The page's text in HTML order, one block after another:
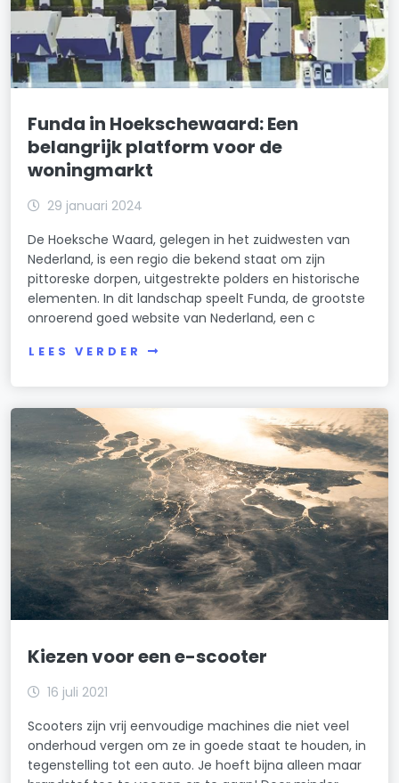
Funda in Hoekschewaard: Een
belangrijk platform voor de
woningmarkt
29 januari 2024
De Hoeksche Waard, gelegen in het zuidwesten van
Nederland, is een regio die bekend staat om zijn
pittoreske dorpen, uitgestrekte polders en historische
elementen. In dit landschap speelt Funda, de grootste
onroerend goed website van Nederland, een c
LEES VERDER
Kiezen voor een e-scooter
16 juli 2021
Scooters zijn vrij eenvoudige machines die niet veel
onderhoud vergen om ze in goede staat te houden, in
tegenstelling tot een auto. Je hoeft bijna alleen maar